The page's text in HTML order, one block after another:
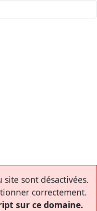
sont désactivées.
correctement.
sur ce domaine.